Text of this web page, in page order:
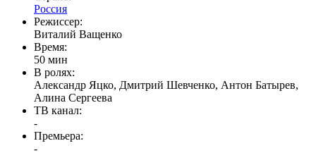
Россия
Режиссер:
Виталий Ващенко
Время:
50 мин
В ролях:
Александр Яцко, Дмитрий Шевченко, Антон Батырев,
Алина Сергеева
ТВ канал:
-
Премьера:
-